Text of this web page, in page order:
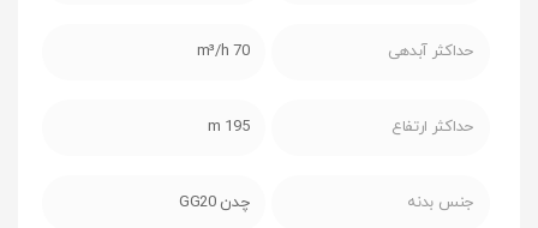
حداکثر آبدهی 70 m³/h
حداکثر ارتفاع 195 m
جنس بدنه چدن GG20